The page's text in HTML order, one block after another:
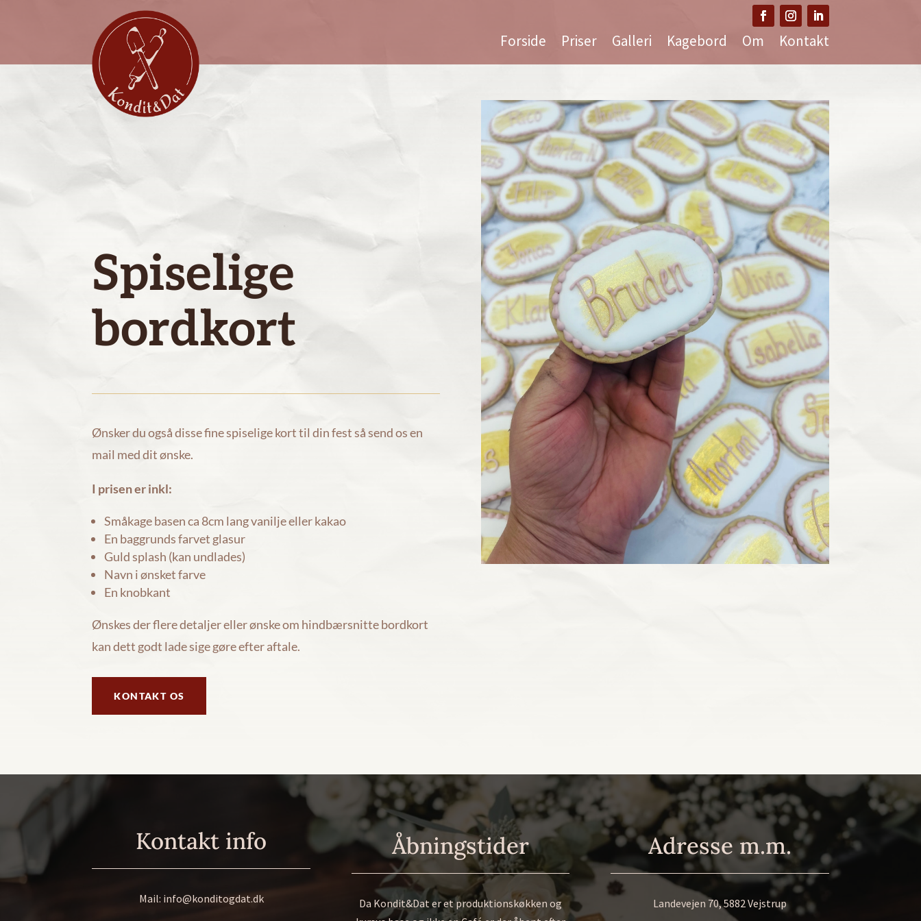
Forside Priser Galleri Kagebord Om Kontakt
Spiselige
bordkort
Ønsker du også disse fine spiselige kort til din fest så send os en
mail med dit ønske.
I prisen er inkl:
Småkage basen ca 8cm lang vanilje eller kakao
En baggrunds farvet glasur
Guld splash (kan undlades)
Navn i ønsket farve
En knobkant
Ønskes der flere detaljer eller ønske om hindbærsnitte bordkort
kan dett godt lade sige gøre efter aftale.
KONTAKT OS
Kontakt info
Mail: info@konditogdat.dk
Åbningstider
Da Kondit&Dat er et produktionskøkken og
Adresse m.m.
Landevejen 70, 5882 Vejstrup